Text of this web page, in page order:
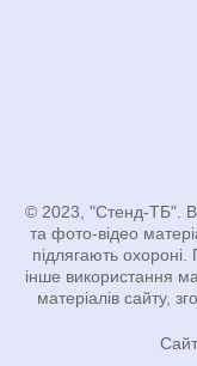
© 2023, "Стенд-ТБ".
та фото-відео
підлягають
інше використання
матеріалів сайту,